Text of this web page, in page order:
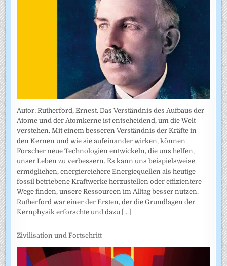
Autor: Rutherford, Ernest. Das Verständnis des Aufbaus der
Atome und der Atomkerne ist entscheidend, um die Welt
verstehen. Mit einem besseren Verständnis der Kräfte in
den Kernen und wie sie aufeinander wirken, können
Forscher neue Technologien entwickeln, die uns helfen,
unser Leben zu verbessern. Es kann uns beispielsweise
ermöglichen, energiereichere Energiequellen als heutige
fossil betriebene Kraftwerke herzustellen oder effizientere
Wege finden, unsere Ressourcen im Alltag besser nutzen.
Rutherford war einer der Ersten, der die Grundlagen der
Kernphysik erforschte und dazu [...]
Zivilisation und Fortschritt